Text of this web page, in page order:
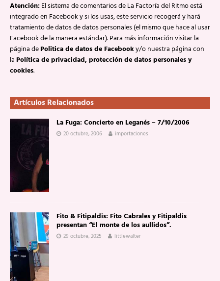
Atención:El sistema de comentarios de La Factoría del Ritmo está
integrado en Facebook y si los usas, este servicio recogerá y hará
tratamiento de datos de datos personales (el mismo que hace al usar
Facebook de la manera estándar). Para más información visitar la
página dePolitica de datos de Facebooky/o nuestra página con
laPolítica de privacidad, protección de datos personales y
cookies.
Artículos Relacionados
La Fuga: Concierto en Leganés – 7/10/2006
20 octubre, 2006 importaciones
Fito & Fitipaldis: Fito Cabrales y Fitipaldis
presentan “El monte de los aullidos”.
29 octubre, 2025 littlewalter